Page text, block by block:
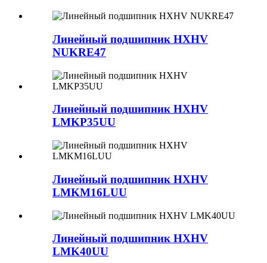
Линейный подшипник HXHV
NUKRE47
Линейный подшипник HXHV
LMKP35UU
Линейный подшипник HXHV
LMKM16LUU
Линейный подшипник HXHV
LMK40UU